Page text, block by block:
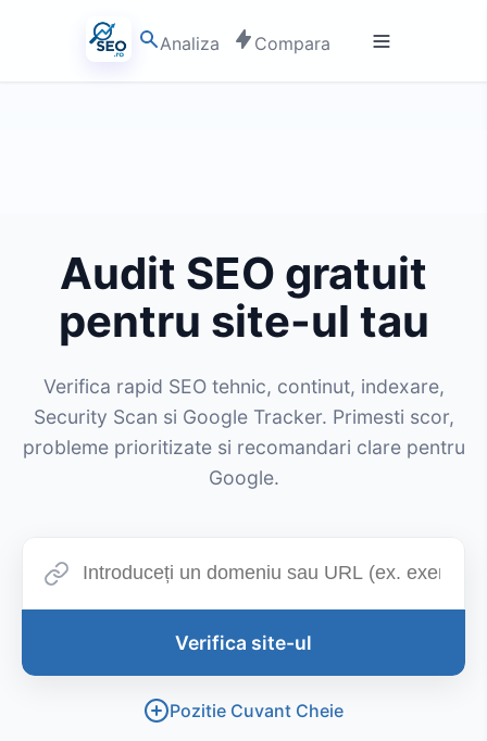
Analiza Compara
Audit SEO gratuit
pentru site-ul tau
Verifica rapid SEO tehnic, continut, indexare,
Security Scan si Google Tracker. Primesti scor,
probleme prioritizate si recomandari clare pentru
Google.
Verifica site-ul
Pozitie Cuvant Cheie